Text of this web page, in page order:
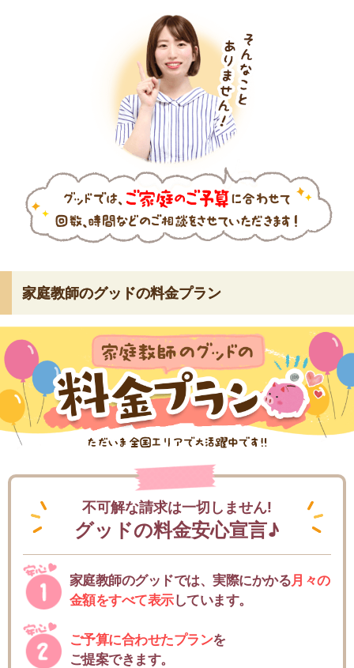
家庭教師のグッドの料金プラン
不可解な請求は一切しません!
グッドの料金安心宣言♪
家庭教師のグッドでは、実際にかかる月々の
金額をすべて表示しています。
ご予算に合わせたプランを
ご提案できます。